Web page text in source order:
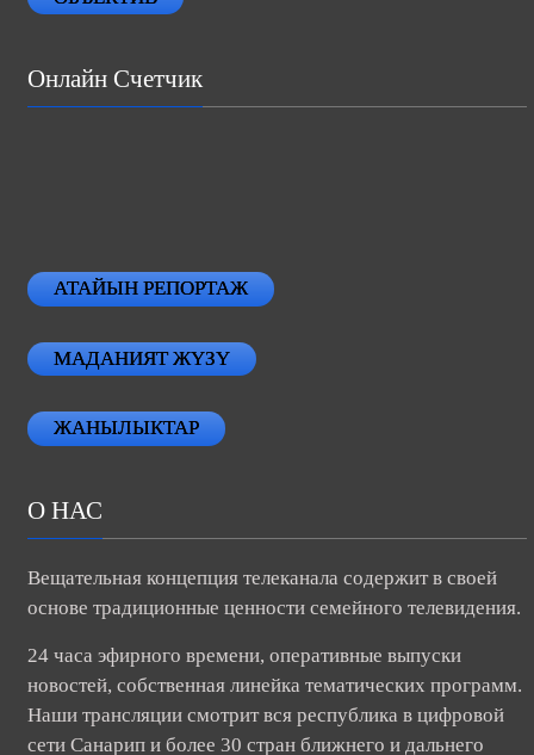
Онлайн Счетчик
АТАЙЫН РЕПОРТАЖ
МАДАНИЯТ ЖҮЗҮ
ЖАНЫЛЫКТАР
О НАС
Вещательная концепция телеканала содержит в своей
основе традиционные ценности семейного телевидения.
24 часа эфирного времени, оперативные выпуски
новостей, собственная линейка тематических программ.
Наши трансляции смотрит вся республика в цифровой
сети Санарип и более 30 стран ближнего и дальнего